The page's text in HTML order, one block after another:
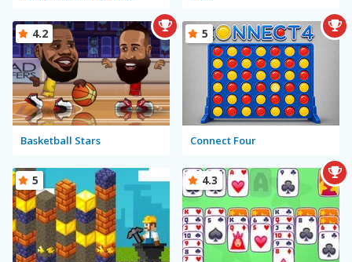
Basketball Stars
4.2
Connect Four
5
5 4.3